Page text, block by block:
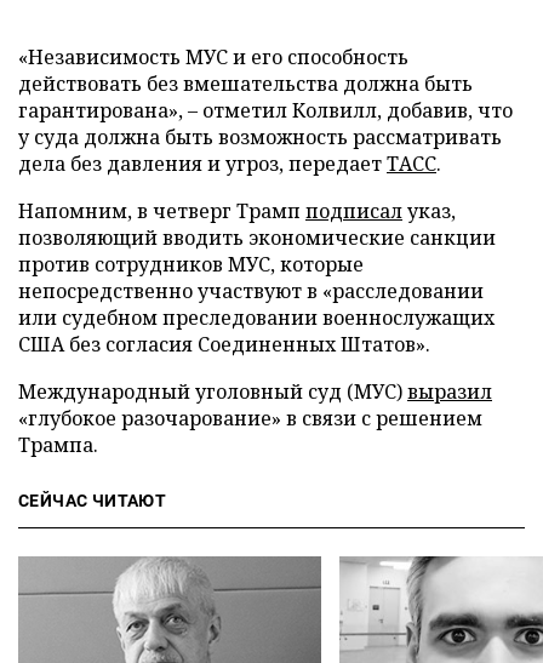
«Независимость МУС и его способность
действовать без вмешательства должна быть
гарантирована», – отметил Колвилл, добавив, что
у суда должна быть возможность рассматривать
дела без давления и угроз, передаетТАСС.
Напомним, в четверг Трамп подписалуказ,
позволяющий вводить экономические санкции
против сотрудников МУС, которые
непосредственно участвуют в «расследовании
или судебном преследовании военнослужащих
США без согласия Соединенных Штатов».
Международный уголовный суд (МУС)выразил
«глубокое разочарование» в связи с решением
Трампа.
СЕЙЧАС ЧИТАЮТ